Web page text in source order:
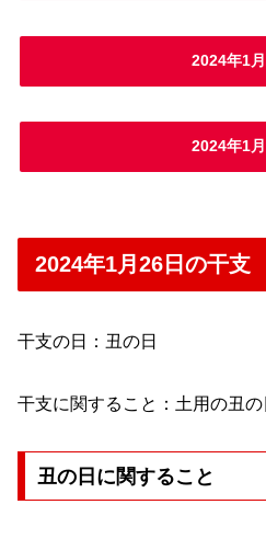
2024年1
2024年1
2024年1月26日の干支
干支の日：丑の日
干支に関すること：土用の丑の
丑の日に関すること